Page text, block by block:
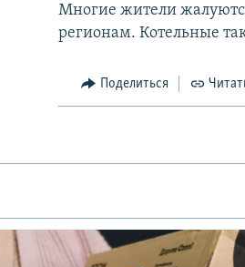
Многие жители
регионам. Котельные
Поделиться